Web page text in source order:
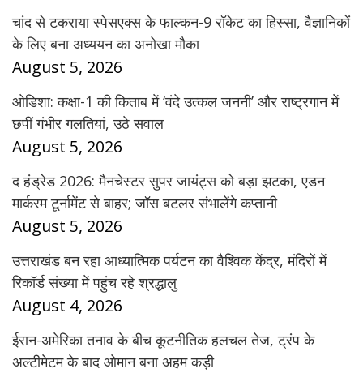
चांद से टकराया स्पेसएक्स के फाल्कन-9 रॉकेट का हिस्सा, वैज्ञानिकों
के लिए बना अध्ययन का अनोखा मौका
August 5, 2026
ओडिशा: कक्षा-1 की किताब में ‘वंदे उत्कल जननी’ और राष्ट्रगान में
छपीं गंभीर गलतियां, उठे सवाल
August 5, 2026
द हंड्रेड 2026: मैनचेस्टर सुपर जायंट्स को बड़ा झटका, एडन
मार्करम टूर्नामेंट से बाहर; जॉस बटलर संभालेंगे कप्तानी
August 5, 2026
उत्तराखंड बन रहा आध्यात्मिक पर्यटन का वैश्विक केंद्र, मंदिरों में
रिकॉर्ड संख्या में पहुंच रहे श्रद्धालु
August 4, 2026
ईरान-अमेरिका तनाव के बीच कूटनीतिक हलचल तेज, ट्रंप के
अल्टीमेटम के बाद ओमान बना अहम कड़ी